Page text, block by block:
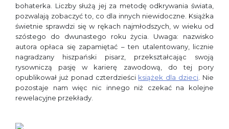
bohaterka. Liczby służą jej za metodę odkrywania świata,
pozwalają zobaczyć to, co dla innych niewidoczne. Książka
świetnie sprawdzi się w rękach najmłodszych, w wieku od
szóstego do dwunastego roku życia. Uwaga: nazwisko
autora opłaca się zapamiętać – ten utalentowany, licznie
nagradzany hiszpański pisarz, przekształcając swoją
rysowniczą pasję w karierę zawodową, do tej pory
opublikował już ponad czterdzieści książek dla dzieci . Nie
pozostaje nam więc nic innego niż czekać na kolejne
rewelacyjne przekłady.